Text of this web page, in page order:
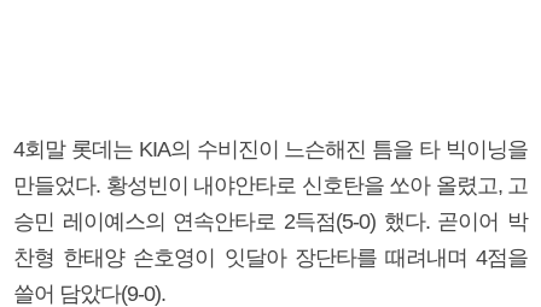
4회말 롯데는 KIA의 수비진이 느슨해진 틈을 타 빅이닝을
만들었다. 황성빈이 내야안타로 신호탄을 쏘아 올렸고, 고
승민 레이예스의 연속안타로 2득점(5-0) 했다. 곧이어 박
찬형 한태양 손호영이 잇달아 장단타를 때려내며 4점을
쓸어 담았다(9-0).